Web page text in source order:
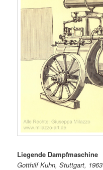
Liegende Dampfmaschine
Gotthilf Kuhn, Stuttgart, 1963